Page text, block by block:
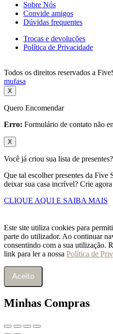
Sobre Nós
Convide amigos
Dúvidas frequentes
Trocas e devoluções
Política de Privacidade
Todos os direitos reservados a
mufasa
X
Quero Encomendar
Erro: Formulário de contato não
X
Você já criou sua lista de presentes?
Que tal escolher presentes da Five
deixar sua casa incrível? Crie
CLIQUE AQUI E SAIBA MAIS
Este site utiliza cookies para
parte do utilizador. Ao continuar
consentindo com a sua utilização.
link para ler a nossa Política de
Aceito
Minhas Compras